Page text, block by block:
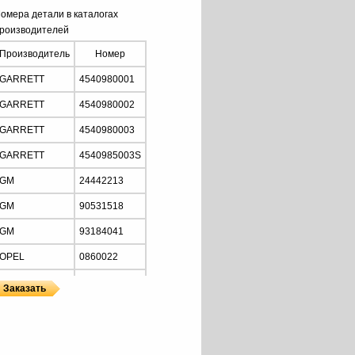
детали в каталогах
Производитель Номер
GARRETT 4540980001
GARRETT 4540980002
GARRETT 4540980003
GARRETT 4540985003S
GM 24442213
GM 90531518
GM 93184041
OPEL 0860022